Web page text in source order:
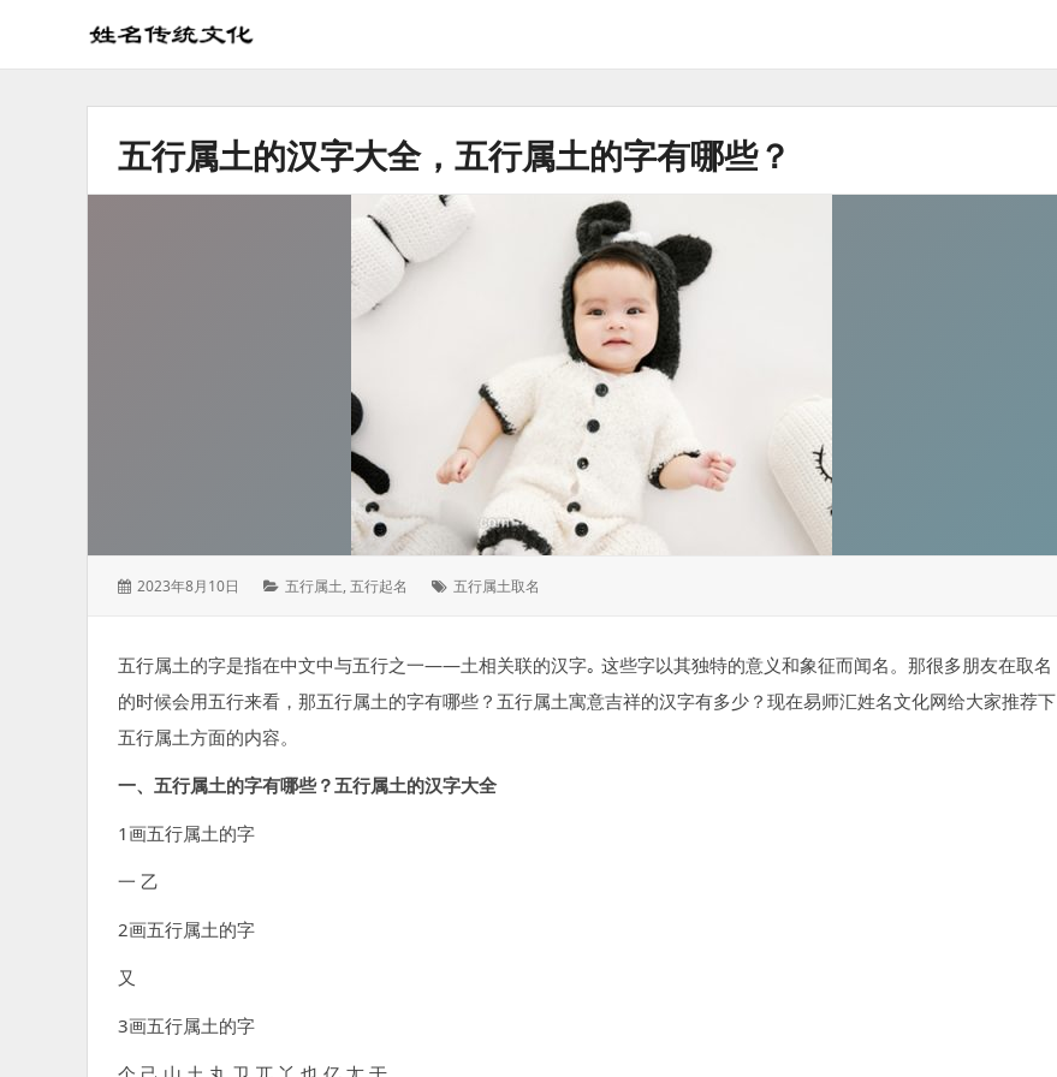
姓
文
五行属土的汉字大全，五行属土的字有哪些？
发
2023年8月10日
分
五行属土,五行起名
标
五行属土取名
五行属土的字是指在中文中与五行之一——土相关联的汉字｡ 这些字以其独特的意义和象征而闻名。那很多朋友在取名
的时候会用五行来看，那五行属土的字有哪些？五行属土寓意吉祥的汉字有多少？现在易师汇姓名文化网给大家推荐下
五行属土方面的内容。
一、五行属土的字有哪些？五行属土的汉字大全
1画五行属土的字
一 乙
2画五行属土的字
又
3画五行属土的字